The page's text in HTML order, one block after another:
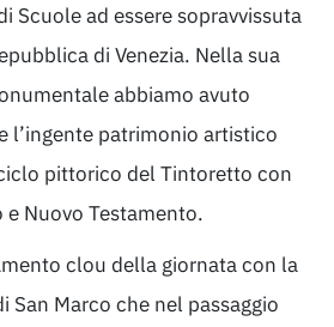
Scuole ad essere sopravvissuta
di Venezia. Nella sua
abbiamo avuto
l’ingente patrimonio artistico
pittorico del Tintoretto con
Nuovo Testamento.
clou della giornata con la
San Marco che nel passaggio